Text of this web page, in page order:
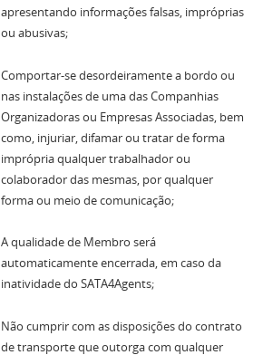
apresentando informações falsas, impróprias
ou abusivas;
Comportar-se desordeiramente a bordo ou
nas instalações de uma das Companhias
Organizadoras ou Empresas Associadas, bem
como, injuriar, difamar ou tratar de forma
imprópria qualquer trabalhador ou
colaborador das mesmas, por qualquer
forma ou meio de comunicação;
A qualidade de Membro será
automaticamente encerrada, em caso da
inatividade do SATA4Agents;
Não cumprir com as disposições do contrato
de transporte que outorga com qualquer